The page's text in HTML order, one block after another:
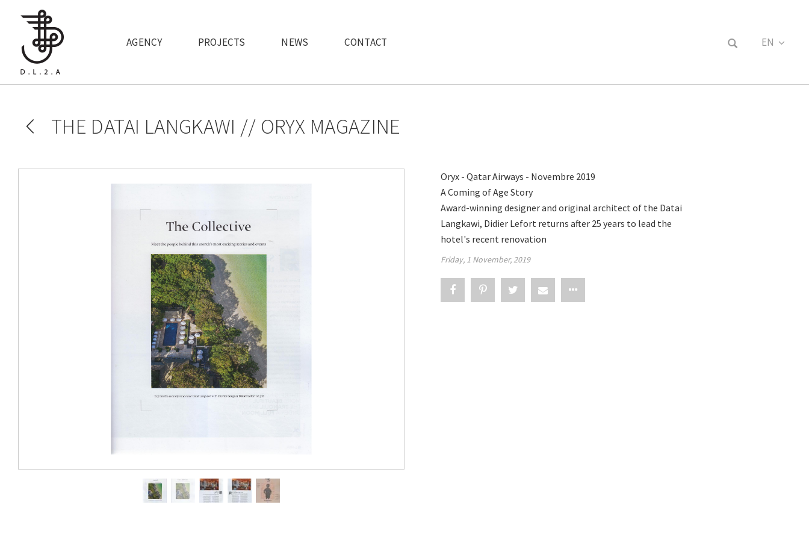
AGENCY PROJECTS NEWS CONTACT EN
THE DATAI LANGKAWI // ORYX MAGAZINE
Oryx - Qatar Airways - Novembre 2019
A Coming of Age Story
Award-winning designer and original architect of the Datai
Langkawi, Didier Lefort returns after 25 years to lead the
hotel's recent renovation
Friday, 1 November, 2019